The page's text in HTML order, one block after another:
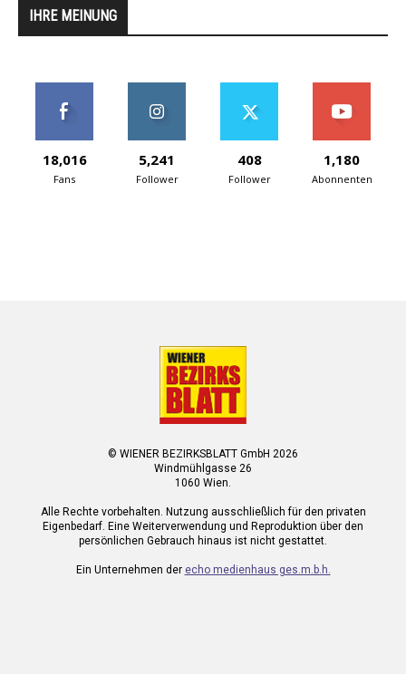
IHRE MEINUNG
18,016
Fans
5,241
Follower
408
Follower
1,180
Abonnenten
© WIENER BEZIRKSBLATT GmbH 2026
Windmühlgasse 26
1060 Wien.
Alle Rechte vorbehalten. Nutzung ausschließlich für den privaten
Eigenbedarf. Eine Weiterverwendung und Reproduktion über den
persönlichen Gebrauch hinaus ist nicht gestattet.
Ein Unternehmen der echo medienhaus ges.m.b.h.